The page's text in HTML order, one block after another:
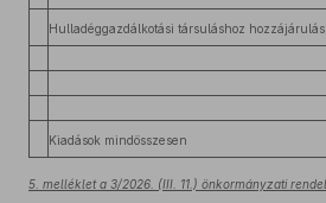
Hulladéggazdálkotási társuláshoz hozzájárulás
Kiadások mindösszesen
5. melléklet a 3/2026. (III. 11.) önkormányzati